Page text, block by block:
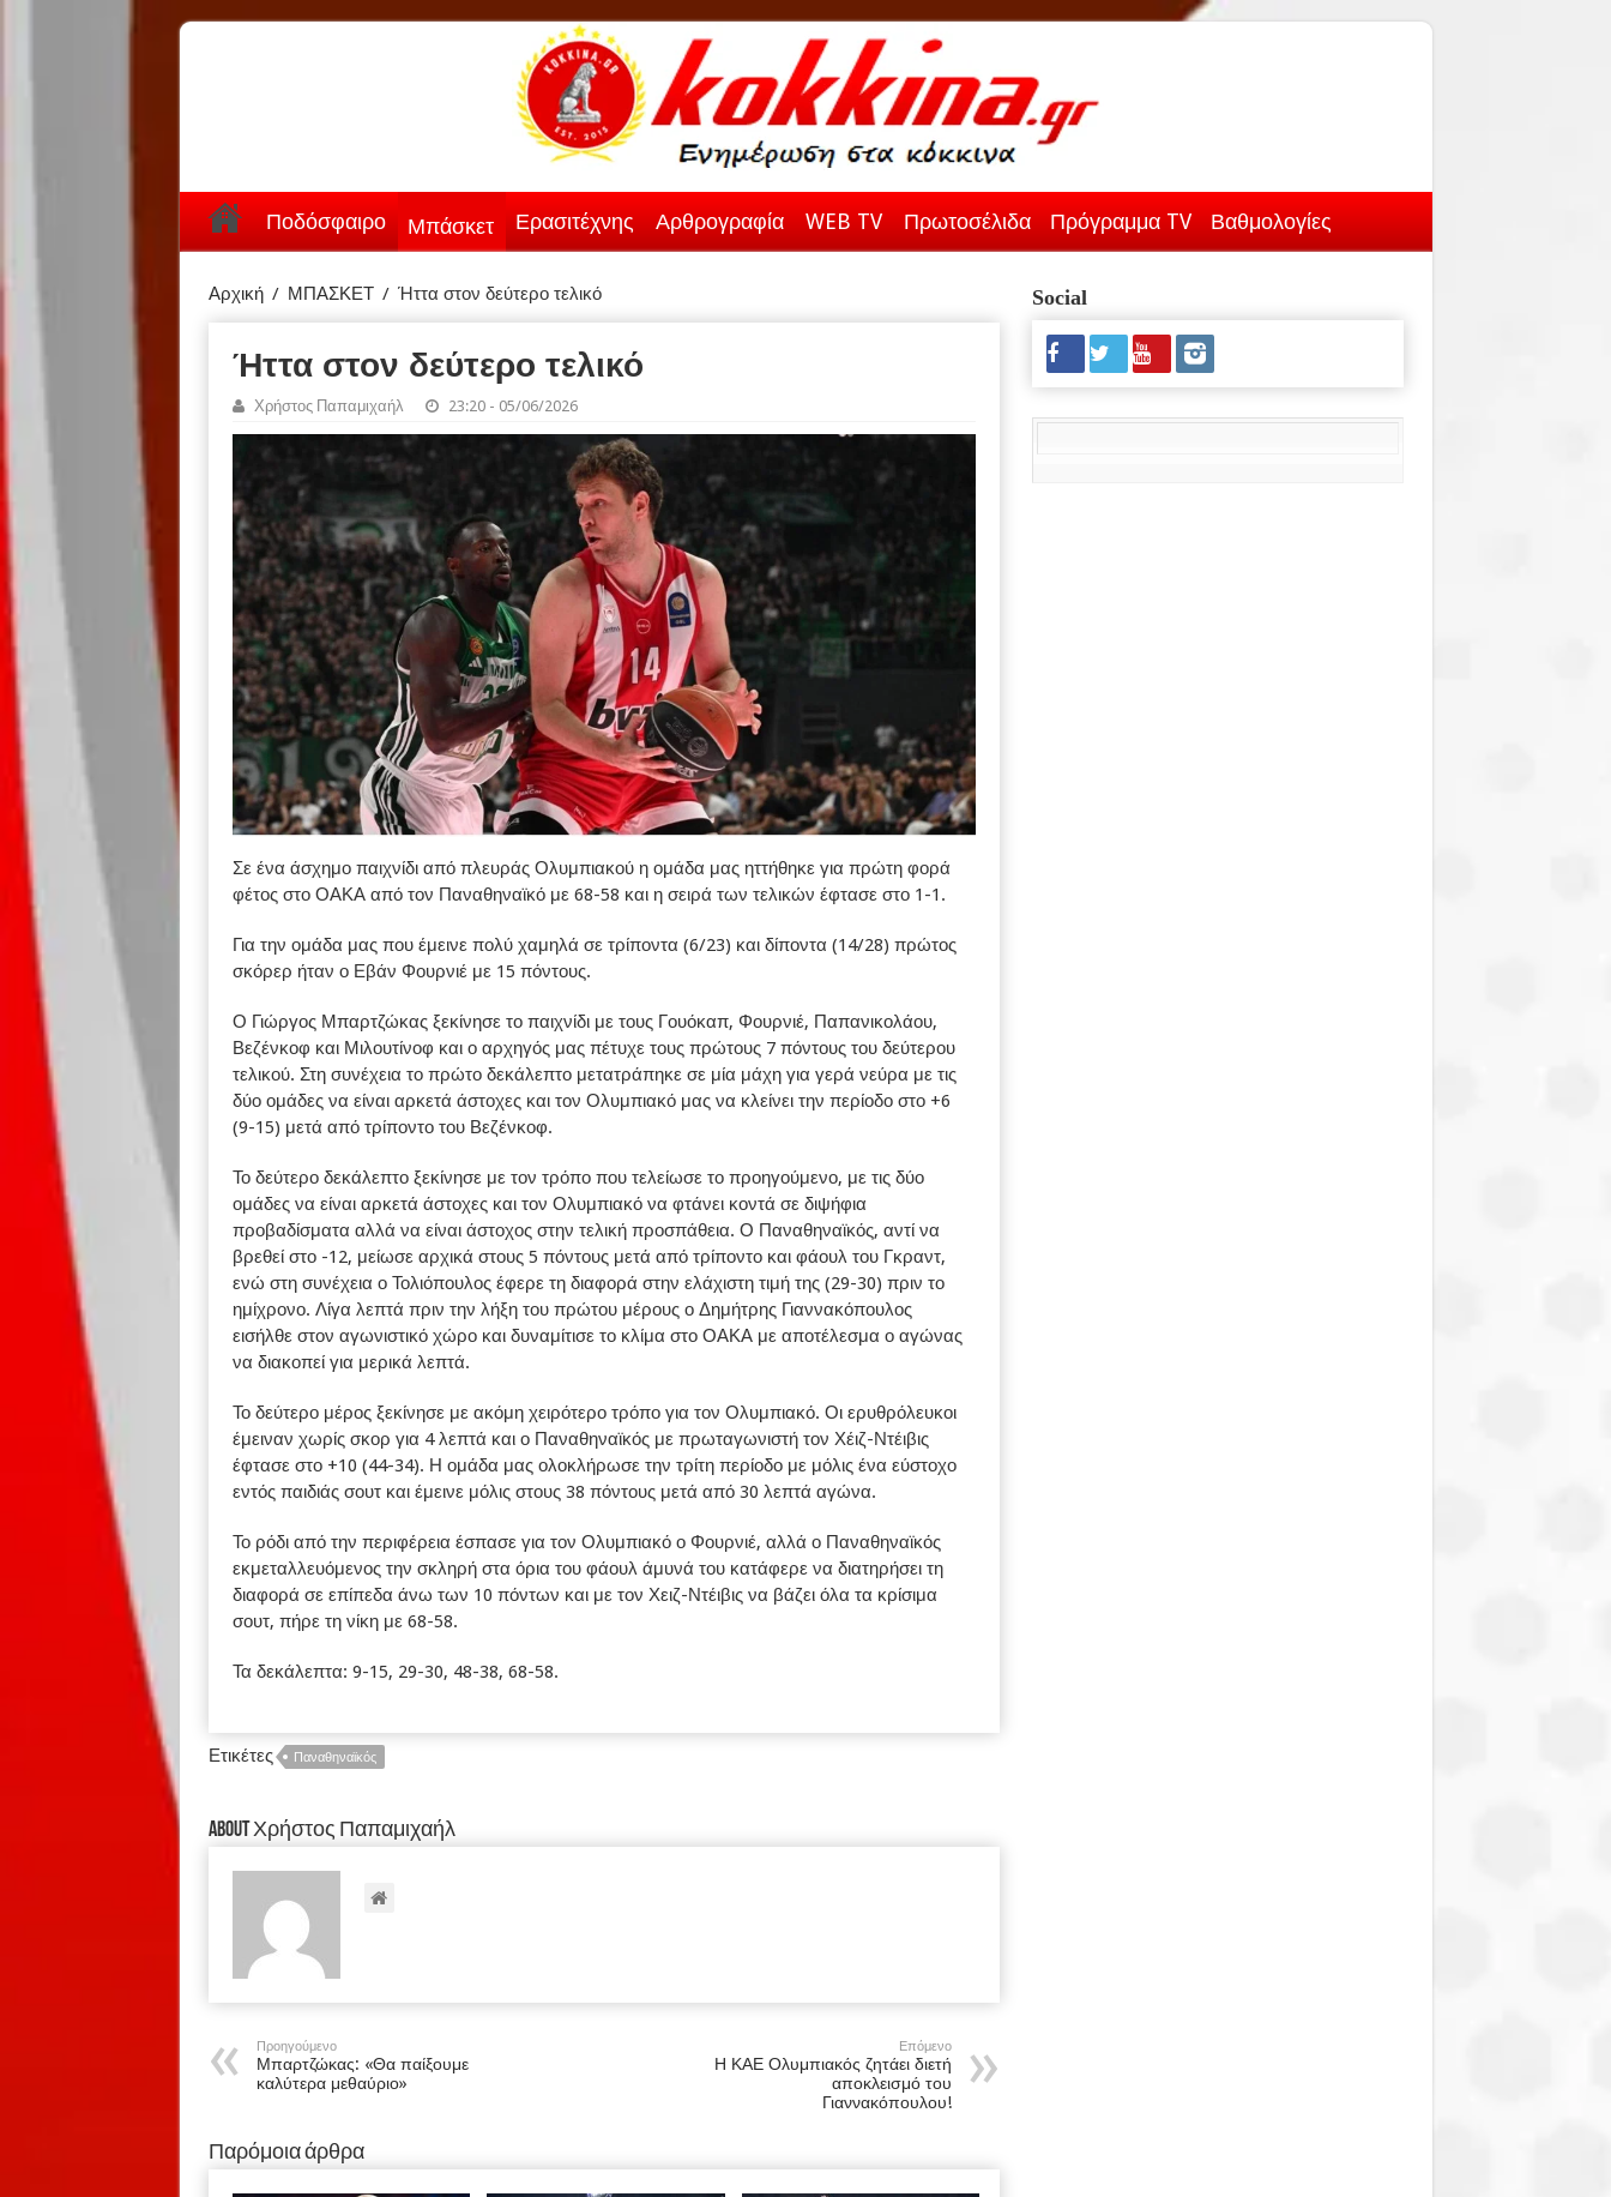
Ποδόσφαιρο Μπάσκετ Ερασιτέχνης Αρθρογραφία WEB TV Πρωτοσέλιδα Πρόγραμμα TV Βαθμολογίες
Αρχική / ΜΠΑΣΚΕΤ / Ήττα στον δεύτερο τελικό
Ήττα στον δεύτερο τελικό
Χρήστος Παπαμιχαήλ 23:20 - 05/06/2026
Σε ένα άσχημο παιχνίδι από πλευράς Ολυμπιακού η ομάδα μας ηττήθηκε για πρώτη φορά
φέτος στο ΟΑΚΑ από τον Παναθηναϊκό με 68-58 και η σειρά των τελικών έφτασε στο 1-1.
Για την ομάδα μας που έμεινε πολύ χαμηλά σε τρίποντα (6/23) και δίποντα (14/28) πρώτος
σκόρερ ήταν ο Εβάν Φουρνιέ με 15 πόντους.
Ο Γιώργος Μπαρτζώκας ξεκίνησε το παιχνίδι με τους Γουόκαπ, Φουρνιέ, Παπανικολάου,
Βεζένκοφ και Μιλουτίνοφ και ο αρχηγός μας πέτυχε τους πρώτους 7 πόντους του δεύτερου
τελικού. Στη συνέχεια το πρώτο δεκάλεπτο μετατράπηκε σε μία μάχη για γερά νεύρα με τις
δύο ομάδες να είναι αρκετά άστοχες και τον Ολυμπιακό μας να κλείνει την περίοδο στο +6
(9-15) μετά από τρίποντο του Βεζένκοφ.
Το δεύτερο δεκάλεπτο ξεκίνησε με τον τρόπο που τελείωσε το προηγούμενο, με τις δύο
ομάδες να είναι αρκετά άστοχες και τον Ολυμπιακό να φτάνει κοντά σε διψήφια
προβαδίσματα αλλά να είναι άστοχος στην τελική προσπάθεια. Ο Παναθηναϊκός, αντί να
βρεθεί στο -12, μείωσε αρχικά στους 5 πόντους μετά από τρίποντο και φάουλ του Γκραντ,
ενώ στη συνέχεια ο Τολιόπουλος έφερε τη διαφορά στην ελάχιστη τιμή της (29-30) πριν το
ημίχρονο. Λίγα λεπτά πριν την λήξη του πρώτου μέρους ο Δημήτρης Γιαννακόπουλος
εισήλθε στον αγωνιστικό χώρο και δυναμίτισε το κλίμα στο ΟΑΚΑ με αποτέλεσμα ο αγώνας
να διακοπεί για μερικά λεπτά.
Το δεύτερο μέρος ξεκίνησε με ακόμη χειρότερο τρόπο για τον Ολυμπιακό. Οι ερυθρόλευκοι
έμειναν χωρίς σκορ για 4 λεπτά και ο Παναθηναϊκός με πρωταγωνιστή τον Χέιζ-Ντέιβις
έφτασε στο +10 (44-34). Η ομάδα μας ολοκλήρωσε την τρίτη περίοδο με μόλις ένα εύστοχο
εντός παιδιάς σουτ και έμεινε μόλις στους 38 πόντους μετά από 30 λεπτά αγώνα.
Το ρόδι από την περιφέρεια έσπασε για τον Ολυμπιακό ο Φουρνιέ, αλλά ο Παναθηναϊκός
εκμεταλλευόμενος την σκληρή στα όρια του φάουλ άμυνά του κατάφερε να διατηρήσει τη
διαφορά σε επίπεδα άνω των 10 πόντων και με τον Χειζ-Ντέιβις να βάζει όλα τα κρίσιμα
σουτ, πήρε τη νίκη με 68-58.
Τα δεκάλεπτα: 9-15, 29-30, 48-38, 68-58.
Ετικέτες Παναθηναϊκός
About Χρήστος Παπαμιχαήλ
Προηγούμενο
Μπαρτζώκας: «Θα παίξουμε
καλύτερα μεθαύριο»
Επόμενο
Η ΚΑΕ Ολυμπιακός ζητάει διετή
αποκλεισμό του
Γιαννακόπουλου!
Παρόμοια άρθρα
Social